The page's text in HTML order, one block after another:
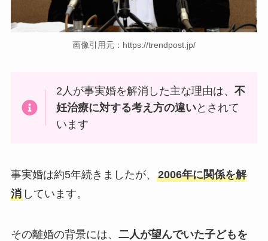
画像引用元：https://trendpost.jp/
2人が事実婚を解消した主な理由は、不
妊治療に対する考え方の違いとされて
います
事実婚は約5年続きましたが、 2006年に関係を解
消しています。
その離婚の背景には、 二人が望んでいた子どもを